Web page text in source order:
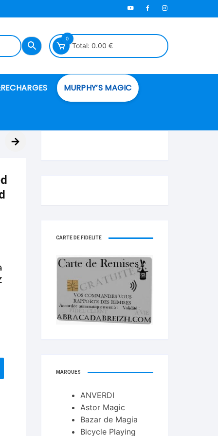
0
Total: 0.00 €
FP, Foulards …
MURPHY’S MAGIC
→
CARTE DE FIDELITÉ
MARQUES
ANVERDI
Astor Magic
Bazar de Magia
Bicycle Playing